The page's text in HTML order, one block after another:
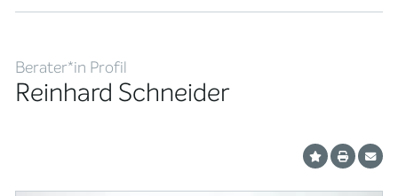
Berater*in Profil
Reinhard Schneider